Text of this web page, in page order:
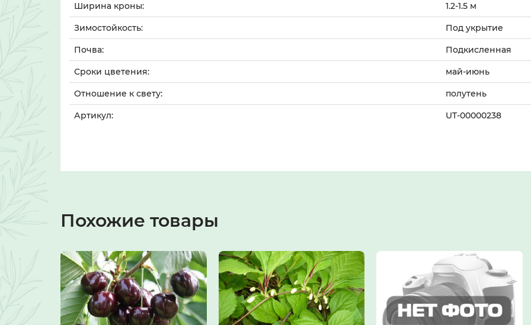
Ширина кроны: 1.2-1.5 м
Зимостойкость: Под укрытие
Почва: Подкисленная
Сроки цветения: май-июнь
Отношение к свету: полутень
Артикул: UT-00000238
Похожие товары